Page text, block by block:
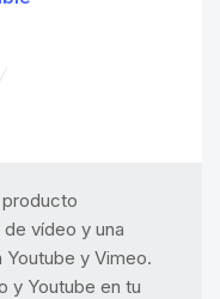
/
vídeo y una
y Vimeo.
y Youtube en tu